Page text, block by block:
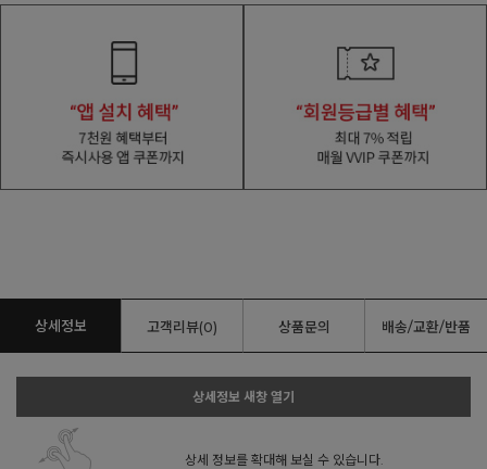
상세정보 고객리뷰(0) 상품문의 배송/교환/반품
상세정보 새창 열기
상세 정보를 확대해 보실 수 있습니다.